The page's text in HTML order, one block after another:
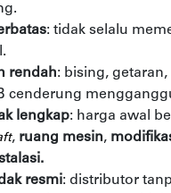
: tidak selalu
rendah: bising,
cenderung
lengkap: harga awal
, ruang mesin,
resmi: distributor